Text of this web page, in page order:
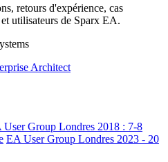
retours d'expérience, cas
utilisateurs de Sparx EA.
Architect
User Group Londres 2018 : 7-8
EA User Group Londres 2023 - 20